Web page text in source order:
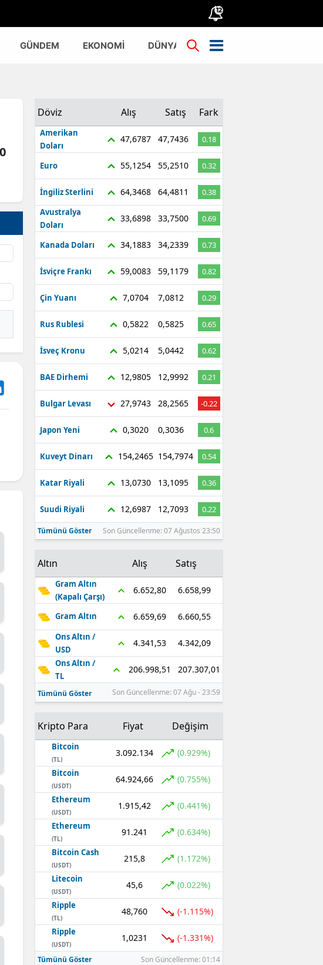
12
GÜNDEM EKONOMİ DÜNYA TÜRKİYE
Döviz Alış Satış Fark
Amerikan
Doları
47,6787 47,7436 0.18
Euro 55,1254 55,2510 0.32
İngiliz Sterlini 64,3468 64,4811
0.38
Avustralya
Doları
33,6898 33,7500 0.69
Kanada Doları 34,1883 34,2339 0.73
İsviçre Frankı 59,0083 59,1179 0.82
Çin Yuanı 7,0704 7,0812 0.29
Rus Rublesi 0,5822 0,5825 0.65
İsveç Kronu 5,0214 5,0442 0.62
BAE Dirhemi 12,9805 12,9992 0.21
Bulgar Levası 27,9743 28,2565 -0.22
Japon Yeni 0,3020 0,3036 0.6
Kuveyt Dinarı 154,2465 154,7974 0.54
Katar Riyali 13,0730 13,1095 0.36
Suudi Riyali 12,6987 12,7093 0.22
Tümünü Göster Son Güncellenme: 07 Ağustos 23:50
Altın Alış Satış
Gram Altın
(Kapalı Çarşı)
6.652,80 6.658,99
Gram Altın 6.659,69 6.660,55
Ons Altın /
USD
4.341,53 4.342,09
Ons Altın /
TL
206.998,51 207.307,01
Tümünü Göster Son Güncellenme: 07 Ağu - 23:59
Kripto Para Fiyat Değişim
Bitcoin
(TL)
3.092.134 (0.929%)
Bitcoin
(USDT)
64.924,66 (0.755%)
Ethereum
(USDT)
1.915,42 (0.441%)
Ethereum
(TL)
91.241 (0.634%)
Bitcoin Cash
(USDT)
215,8 (1.172%)
Litecoin
(USDT)
45,6 (0.022%)
Ripple
(TL)
48,760 (-1.115%)
Ripple
(USDT)
1,0231 (-1.331%)
Tümünü Göster Son Güncellenme: 01:14